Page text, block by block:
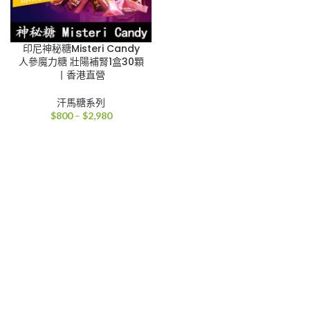
印尼神秘糖Misteri Candy
人參魔力糖 壯陽補腎1盒30顆
丨香港直營
汗馬糖系列
$800 – $2,980價